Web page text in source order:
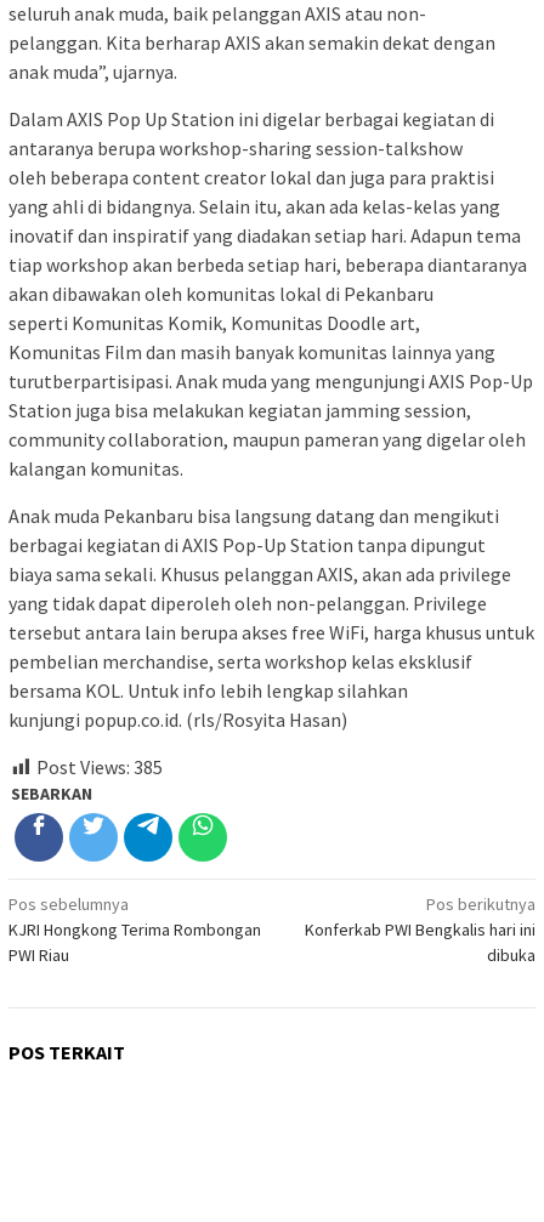
seluruh anak muda, baik pelanggan AXIS atau non-
pelanggan. Kita berharap AXIS akan semakin dekat dengan
anak muda”, ujarnya.
Dalam AXIS Pop Up Station ini digelar berbagai kegiatan di
antaranya berupa workshop-sharing session-talkshow
oleh beberapa content creator lokal dan juga para praktisi
yang ahli di bidangnya. Selain itu, akan ada kelas-kelas yang
inovatif dan inspiratif yang diadakan setiap hari. Adapun tema
tiap workshop akan berbeda setiap hari, beberapa diantaranya
akan dibawakan oleh komunitas lokal di Pekanbaru
seperti Komunitas Komik, Komunitas Doodle art,
Komunitas Film dan masih banyak komunitas lainnya yang
turutberpartisipasi. Anak muda yang mengunjungi AXIS Pop-Up
Station juga bisa melakukan kegiatan jamming session,
community collaboration, maupun pameran yang digelar oleh
kalangan komunitas.
Anak muda Pekanbaru bisa langsung datang dan mengikuti
berbagai kegiatan di AXIS Pop-Up Station tanpa dipungut
biaya sama sekali. Khusus pelanggan AXIS, akan ada privilege
yang tidak dapat diperoleh oleh non-pelanggan. Privilege
tersebut antara lain berupa akses free WiFi, harga khusus untuk
pembelian merchandise, serta workshop kelas eksklusif
bersama KOL. Untuk info lebih lengkap silahkan
kunjungi popup.co.id. (rls/Rosyita Hasan)
Post Views: 385
SEBARKAN
Navigasi
pos
Pos sebelumnya
KJRI Hongkong Terima Rombongan
PWI Riau
Pos berikutnya
Konferkab PWI Bengkalis hari ini
dibuka
POS TERKAIT